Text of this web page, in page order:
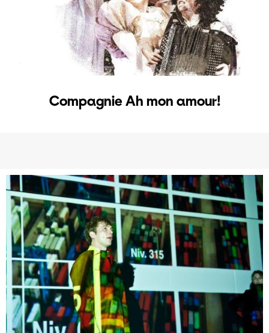
Compagnie Ah mon amour!